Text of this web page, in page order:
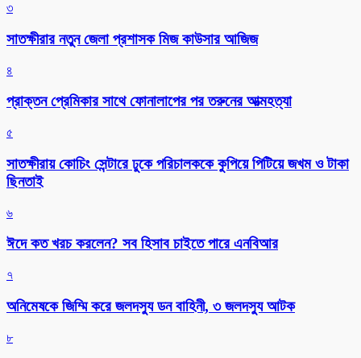
৩
সাতক্ষীরার নতুন জেলা প্রশাসক মিজ কাউসার আজিজ
৪
প্রাক্তন প্রেমিকার সাথে ফোনালাপের পর তরুনের আত্মহত্যা
৫
সাতক্ষীরায় কোচিং সেন্টারে ঢুকে পরিচালককে কুপিয়ে পিটিয়ে জখম ও টাকা
ছিনতাই
৬
ঈদে কত খরচ করলেন? সব হিসাব চাইতে পারে এনবিআর
৭
অনিমেষকে জিম্মি করে জলদস্যু ডন বাহিনী, ৩ জলদস্যু আটক
৮